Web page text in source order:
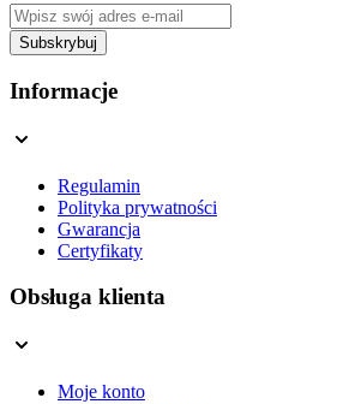
Adres e-mail
Subskrybuj
This form is protected by reCAPTCHA - the
Informacje
Regulamin
Polityka prywatności
Gwarancja
Certyfikaty
Obsługa klienta
Moje konto